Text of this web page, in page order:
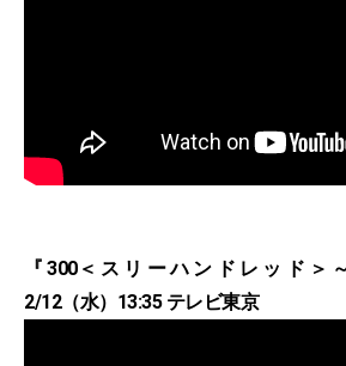
『300＜スリーハンドレッド＞
2/12（水）13:35 テレビ東京